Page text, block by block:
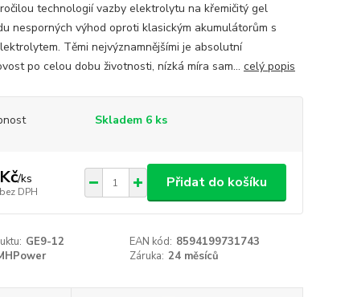
technologií vazby elektrolytu na křemičitý gel
nesporných výhod oproti klasickým akumulátorům s
Těmi nejvýznamnějšími je absolutní
po celou dobu životnosti, nízká míra sam... celý popis
Skladem 6 ks
/ks
bez DPH
Přidat do košíku
GE9-12 EAN kód: 8594199731743
Záruka: 24 měsíců